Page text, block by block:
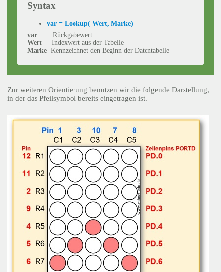
Syntax
var = Lookup( Wert, Marke)
var Rückgabewert
Wert Indexwert aus der Tabelle
Marke Kennzeichnet den Beginn der Datentabelle
Zur weiteren Orientierung benutzen wir die folgende Darstellung,
in der das Pfeilsymbol bereits eingetragen ist.